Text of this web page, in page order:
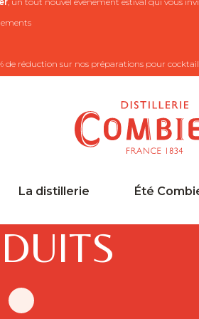
de réduction sur nos préparations pour
La distillerie Été